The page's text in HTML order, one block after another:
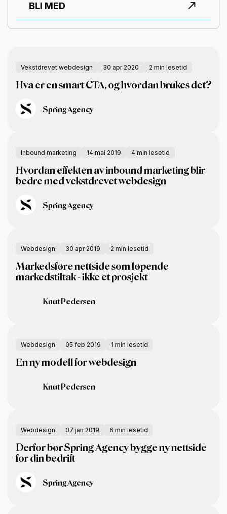
BLI MED
Vekstdrevet webdesign 30 apr 2020 2 min lesetid
Hva er en smart CTA, og hvordan brukes det?
Spring Agency
Inbound marketing 14 mai 2019 4 min lesetid
Hvordan effekten av inbound marketing blir
bedre med vekstdrevet webdesign
Spring Agency
Webdesign 30 apr 2019 2 min lesetid
Markedsføre nettside som løpende
markedstiltak - ikke et prosjekt
Knut Pedersen
Webdesign 05 feb 2019 1 min lesetid
En ny modell for webdesign
Knut Pedersen
Webdesign 07 jan 2019 6 min lesetid
Derfor bør Spring Agency bygge ny nettside
for din bedrift
Spring Agency